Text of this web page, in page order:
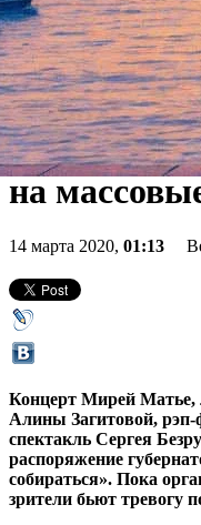
Не выходи
совершай
на
14 марта 2020, 01:13
Концерт Мирей
Алины Загитовой,
спектакль Сергея
распоряжение
собираться». Пока
зрители бьют тревогу